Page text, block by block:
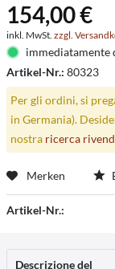
154,00 €
inkl. MwSt. zzgl.
immediatamente
Artikel-Nr.: 80323
Per gli ordini, si
in Germania).
nostra ricerca
Merken
Artikel-Nr.:
Descrizione del